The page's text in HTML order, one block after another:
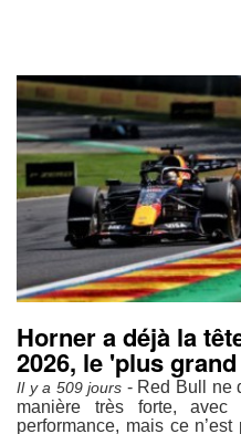
Horner a déjà la
2026, le 'plus
Il y a 509 jours - Red Bull ne
manière très forte,
performance, mais ce